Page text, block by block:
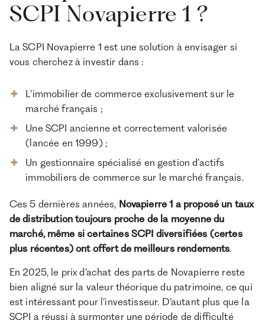
SCPI Novapierre 1 ?
La SCPI Novapierre 1 est une solution à envisager si
vous cherchez à investir dans :
L’immobilier de commerce exclusivement sur le
marché français ;
Une SCPI ancienne et correctement valorisée
(lancée en 1999) ;
Un gestionnaire spécialisé en gestion d’actifs
immobiliers de commerce sur le marché français.
Ces 5 dernières années, Novapierre 1 a proposé un taux
de distribution toujours proche de la moyenne du
marché, même si certaines SCPI diversifiées (certes
plus récentes) ont offert de meilleurs rendements.
En 2025, le prix d’achat des parts de Novapierre reste
bien aligné sur la valeur théorique du patrimoine, ce qui
est intéressant pour l’investisseur. D’autant plus que la
SCPI a réussi à surmonter une période de difficulté